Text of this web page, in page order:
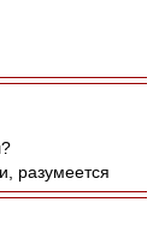
разумеется